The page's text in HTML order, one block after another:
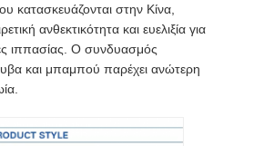
κατασκευάζονται στην Κίνα,
ανθεκτικότητα και ευελιξία για
ιππασίας. Ο συνδυασμός
και μπαμπού παρέχει ανώτερη